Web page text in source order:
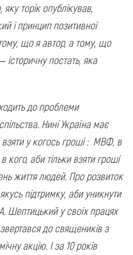
торік опублікував,
і принцип позитивної
що я автор, а тому, що
постать, яка
до проблеми
Нині Україна має
у когось гроші : МВФ, в
кого, аби тільки взяти гроші
життя людей. Про розвиток
підтримку, аби уникнути
Шептицький у своїх працях
до священиків з
акцію. І за 10 років